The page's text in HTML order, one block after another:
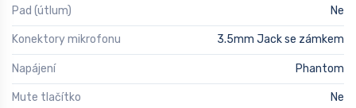
Pad (útlum) Ne
Konektory mikrofonu 3.5mm Jack se zámkem
Napájení Phantom
Mute tlačítko Ne